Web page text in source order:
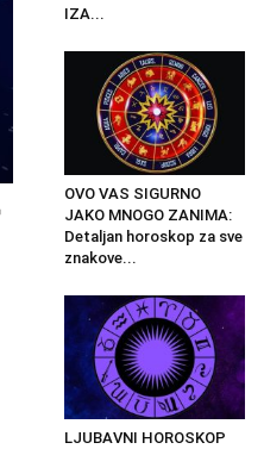
IZA...
OVO VAS SIGURNO
JAKO MNOGO ZANIMA:
Detaljan horoskop za sve
znakove...
LJUBAVNI HOROSKOP